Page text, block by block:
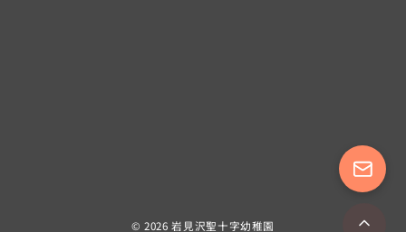
© 2026岩見沢聖十字幼稚園